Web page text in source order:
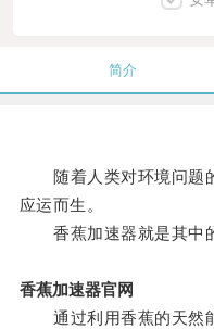
简介
随着人类对环境问题
应运而生。
香蕉加速器就是其中的
香蕉加速器官网
通过利用香蕉的天然能